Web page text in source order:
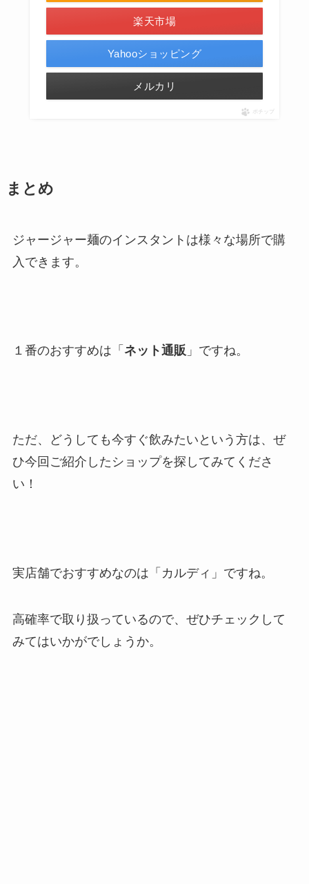
楽天市場
Yahooショッピング
メルカリ
ポチップ
まとめ
ジャージャー麺のインスタントは様々な場所で購
入できます。
１番のおすすめは「 ネット通販 」ですね。
ただ、どうしても今すぐ飲みたいという方は、ぜ
ひ今回ご紹介したショップを探してみてくださ
い！
実店舗でおすすめなのは「カルディ」ですね。
高確率で取り扱っているので、ぜひチェックして
みてはいかがでしょうか。